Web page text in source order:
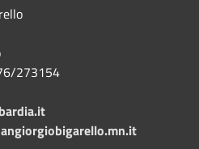
273154